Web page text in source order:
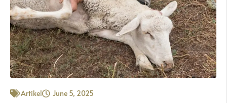
Artikel June 5, 2025